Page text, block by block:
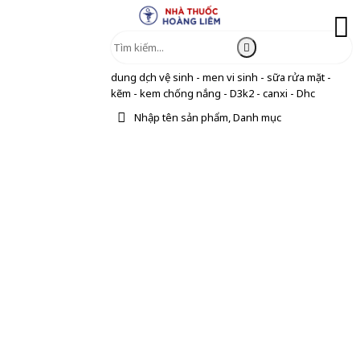
dung dịch vệ sinh - men vi sinh - sữa rửa mặt -
kẽm - kem chống nắng - D3k2 - canxi - Dhc
Nhập tên sản phẩm, Danh mục